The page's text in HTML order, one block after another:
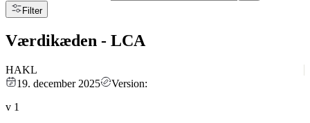
Filter
Værdikæden - LCA
HAKL
19. december 2025
Version:
v 1